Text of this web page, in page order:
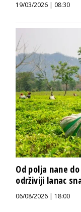
19/03/2026 | 08:30
Od polja nane
održiviji lanac
06/08/2026 | 18:00